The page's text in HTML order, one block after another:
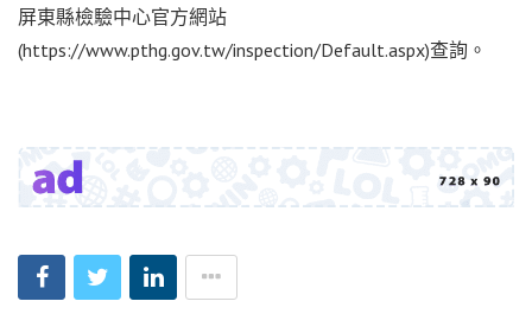
屏東縣檢驗中心官方網站
(https://www.pthg.gov.tw/inspection/Default.aspx)查詢。